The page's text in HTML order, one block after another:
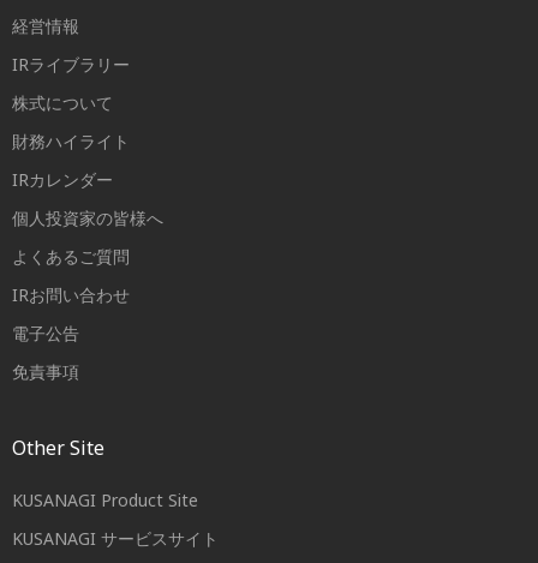
経営情報
IRライブラリー
株式について
財務ハイライト
IRカレンダー
個人投資家の皆様へ
よくあるご質問
IRお問い合わせ
電子公告
免責事項
Other Site
KUSANAGI Product Site
KUSANAGI サービスサイト